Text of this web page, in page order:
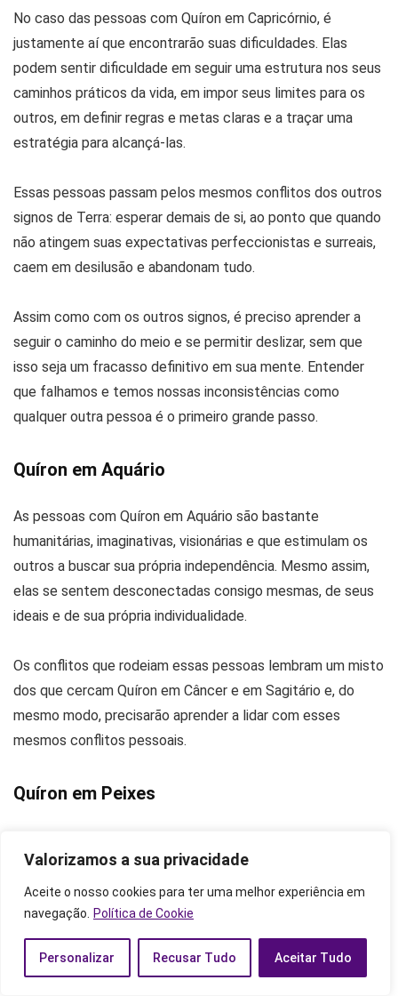
Valorizamos a sua privacidade
Aceite o nosso cookies para ter uma melhor experiência em
navegação.
Política de Cookie
Personalizar Recusar Tudo Aceitar Tudo
No caso das pessoas com Quíron em Capricórnio, é
justamente aí que encontrarão suas dificuldades. Elas
podem sentir dificuldade em seguir uma estrutura nos seus
caminhos práticos da vida, em impor seus limites para os
outros, em definir regras e metas claras e a traçar uma
estratégia para alcançá-las.
Essas pessoas passam pelos mesmos conflitos dos outros
signos de Terra: esperar demais de si, ao ponto que quando
não atingem suas expectativas perfeccionistas e surreais,
caem em desilusão e abandonam tudo.
Assim como com os outros signos, é preciso aprender a
seguir o caminho do meio e se permitir deslizar, sem que
isso seja um fracasso definitivo em sua mente. Entender
que falhamos e temos nossas inconsistências como
qualquer outra pessoa é o primeiro grande passo.
Quíron em Aquário
As pessoas com Quíron em Aquário são bastante
humanitárias, imaginativas, visionárias e que estimulam os
outros a buscar sua própria independência. Mesmo assim,
elas se sentem desconectadas consigo mesmas, de seus
ideais e de sua própria individualidade.
Os conflitos que rodeiam essas pessoas lembram um misto
dos que cercam Quíron em Câncer e em Sagitário e, do
mesmo modo, precisarão aprender a lidar com esses
mesmos conflitos pessoais.
Quíron em Peixes
compreensivas, que sempre consideram o outro lado da
história, os motivos e trajetórias pessoais de cada um que
pode levá-los a agir de determinada maneira. Com toda
essa compreensão, porém, correm o risco de perdoarem
fácil demais.